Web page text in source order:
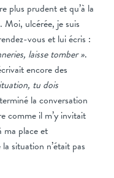
plus prudent et qu’à la
Moi, ulcérée, je suis
vous et lui écris :
laisse tomber ».
encore des
tu dois
la conversation
comme il m’y invitait
ma place et
situation n’était pas